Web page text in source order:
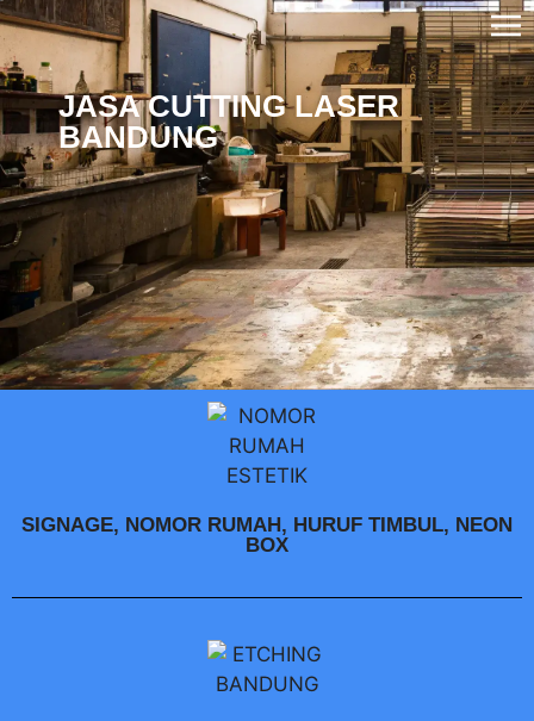
JASA CUTTING LASER
BANDUNG
SIGNAGE, NOMOR RUMAH, HURUF TIMBUL, NEON
BOX